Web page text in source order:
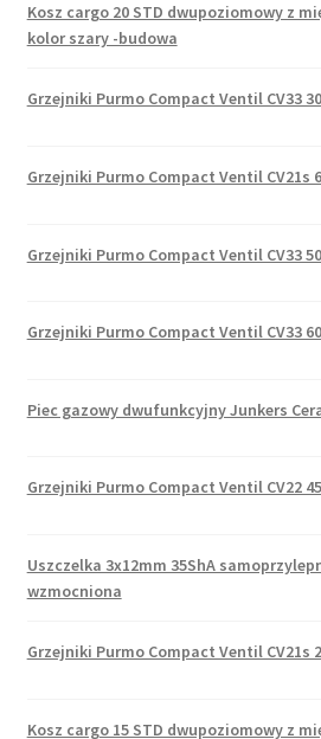
Kosz cargo 20 STD dwupoziomowy z
kolor szary -budowa
Grzejniki Purmo Compact Ventil CV33
Grzejniki Purmo Compact Ventil CV21s
Grzejniki Purmo Compact Ventil CV33
Grzejniki Purmo Compact Ventil CV33
Piec gazowy dwufunkcyjny Junkers
Grzejniki Purmo Compact Ventil CV22
Uszczelka 3x12mm 35ShA
wzmocniona
Grzejniki Purmo Compact Ventil CV21s
Kosz cargo 15 STD dwupoziomowy z